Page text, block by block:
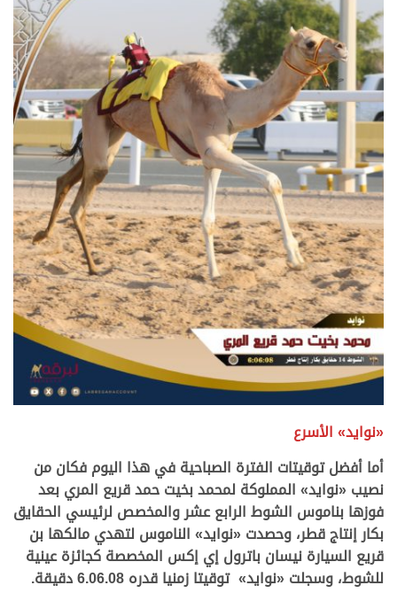
.
«نوايد» الأسرع
أما أفضل توقيتات الفترة الصباحية في هذا اليوم فكان من
نصيب«نوايد»المملوكة لمحمد بخيت حمد قريع المري بعد
فوزها بناموس الشوط الرابع عشر والمخصص لرئيسي الحقايق
بكار إنتاج قطر، وحصدت«نوايد»الناموس لتهدي مالكها بن
قريع السيارة نيسان باترول إي إكس المخصصة كجائزة عينية
للشوط، وسجلت«نوايد» توقيتا زمنيا قدره 6.06.08 دقيقة.